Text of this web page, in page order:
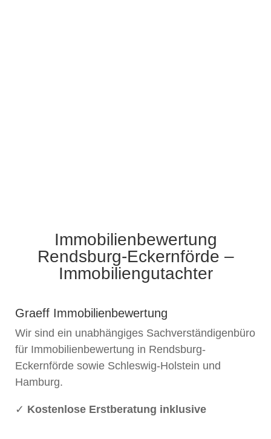
Immobilienbewertung
Rendsburg-Eckernförde –
Immobiliengutachter
Graeff Immobilienbewertung
Wir sind ein unabhängiges Sachverständigenbüro
für Immobilienbewertung in Rendsburg-
Eckernförde sowie Schleswig-Holstein und
Hamburg.
✓ Kostenlose Erstberatung inklusive